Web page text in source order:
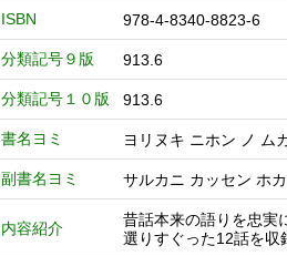
ISBN 978-4-8340-8823-6
分類記号９版 913.6
分類記号１０版 913.6
書名ヨミ ヨリヌキ ニホン ノ ム
副書名ヨミ サルカニ カッセン ホカ
内容紹介
昔話本来の語りを忠実
選りすぐった12話を収